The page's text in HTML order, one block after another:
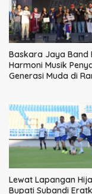
Baskara Jaya Band
Harmoni Musik
Generasi Muda di
Lewat Lapangan
Bupati Subandi